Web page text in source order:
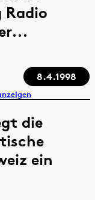
8.4.1998
die
ein